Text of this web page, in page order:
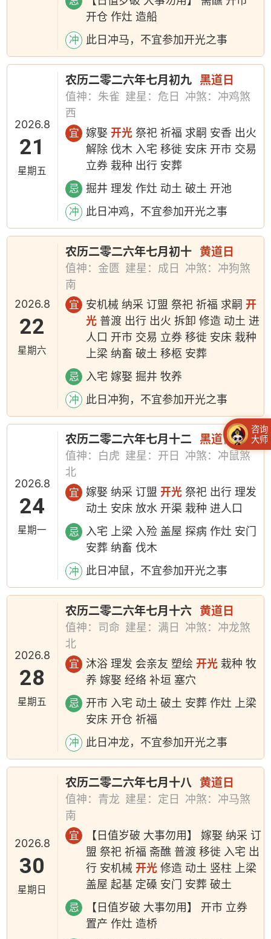
开仓 作灶 造船
冲 此日冲马，不宜参加开光之事
2026.8
21
星期五
农历二零二六年七月初九 黑道日
值神：朱雀 建星：危日
冲煞：冲鸡煞
西
宜 嫁娶开光 祭祀 祈福 求嗣 安香 出火
解除 伐木 入宅 移徙 安床 开市 交易
立券 栽种 出行 安葬
忌 掘井 理发 作灶 动土 破土 开池
冲 此日冲鸡，不宜参加开光之事
2026.8
22
星期六
农历二零二六年七月初十 黄道日
值神：金匮 建星：成日
冲煞：冲狗煞
南
宜 安机械 纳采 订盟 祭祀 祈福 求嗣开
光 普渡 出行 出火 拆卸 修造 动土 进
人口 开市 交易 立券 移徙 安床 栽种
上梁 纳畜 破土 移柩 安葬
忌 入宅 嫁娶 掘井 牧养
冲 此日冲狗，不宜参加开光之事
2026.8
24
星期一
农历二零二六年七月十二 黑道日
值神：白虎 建星：开日
冲煞：冲鼠煞
北
宜 嫁娶 纳采 订盟开光 祭祀 出行 理发
动土 安床 放水 开渠 栽种 进人口
忌
入宅 上梁 入殓 盖屋 探病 作灶 安门
安葬 纳畜 伐木
冲 此日冲鼠，不宜参加开光之事
2026.8
28
星期五
农历二零二六年七月十六 黄道日
值神：司命 建星：满日
冲煞：冲龙煞
北
宜 沐浴 理发 会亲友 塑绘开光 栽种 牧
养 嫁娶 经络 补垣 塞穴
忌
开市 入宅 动土 破土 安葬 作灶 上梁
安床 开仓 祈福
冲 此日冲龙，不宜参加开光之事
2026.8
30
星期日
农历二零二六年七月十八 黄道日
值神：青龙 建星：定日
冲煞：冲马煞
南
宜
【日值岁破 大事勿用】 嫁娶 纳采 订
盟 祭祀 祈福 斋醮 普渡 移徙 入宅 出
行 安机械开光 修造 动土 竖柱 上梁
盖屋 起基 定磉 安门 安葬 破土
忌
【日值岁破 大事勿用】 开市 立券
置产 作灶 造桥
咨询
大师